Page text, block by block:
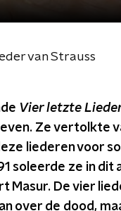
van Strauss
Vier letzte
Ze vertolkte
liederen voor
soleerde ze in
Masur. De vier
over de dood,